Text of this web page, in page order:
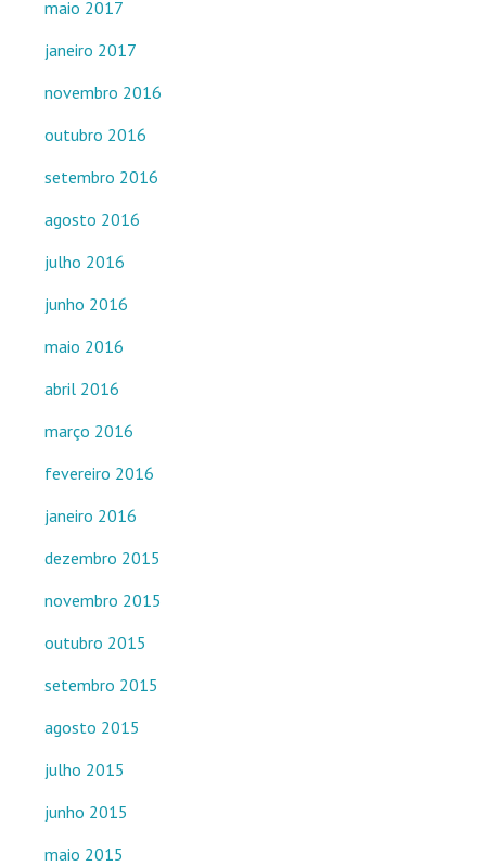
maio 2017
janeiro 2017
novembro 2016
outubro 2016
setembro 2016
agosto 2016
julho 2016
junho 2016
maio 2016
abril 2016
março 2016
fevereiro 2016
janeiro 2016
dezembro 2015
novembro 2015
outubro 2015
setembro 2015
agosto 2015
julho 2015
junho 2015
maio 2015